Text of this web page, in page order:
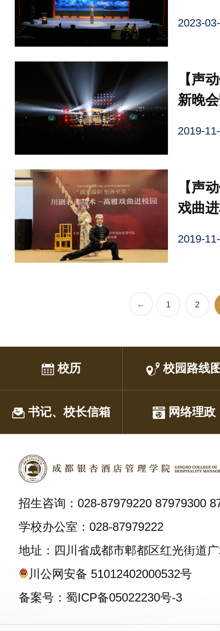
2023-
【声
新晚
2019-
【声
戏曲
2019-
← 1 2
校历 校园路线
书记、校长信箱 网络理政
招生咨询：028-87979220 87979300
学校办公室：028-87979222
地址：四川省成都市郫都区红光街道
川公网安备 51012402000532号
备案号：蜀ICP备05022230号-3